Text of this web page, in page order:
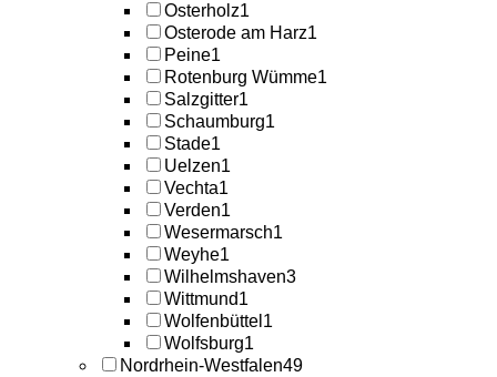
Osterholz1
Osterode am Harz1
Peine1
Rotenburg Wümme1
Salzgitter1
Schaumburg1
Stade1
Uelzen1
Vechta1
Verden1
Wesermarsch1
Weyhe1
Wilhelmshaven3
Wittmund1
Wolfenbüttel 1
Wolfsburg1
Nordrhein-Westfalen49